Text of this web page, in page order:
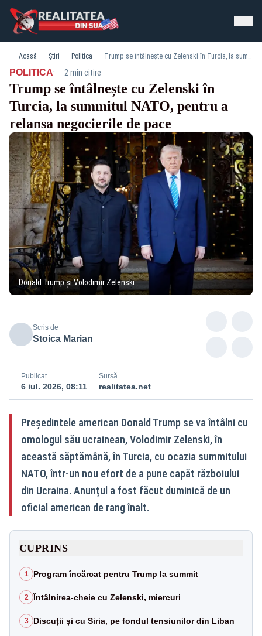
Acasă Știri Politica Trump se întâlnește cu Zelenski în Turcia, la summitul NATO, pentru a relansa negocierile de pace
POLITICA· 2 min citire
Trump se întâlnește cu Zelenski în
Turcia, la summitul NATO, pentru a
relansa negocierile de pace
Donald Trump și Volodimir Zelenski
Scris de
Stoica Marian
Publicat
6 iul. 2026, 08:11
Sursă
realitatea.net
Președintele american Donald Trump se va întâlni cu
omologul său ucrainean, Volodimir Zelenski, în
această săptămână, în Turcia, cu ocazia summitului
NATO, într-un nou efort de a pune capăt războiului
din Ucraina. Anunțul a fost făcut duminică de un
oficial american de rang înalt.
CUPRINS
1 Program încărcat pentru Trump la summit
2 Întâlnirea-cheie cu Zelenski, miercuri
3 Discuții și cu Siria, pe fondul tensiunilor din Liban